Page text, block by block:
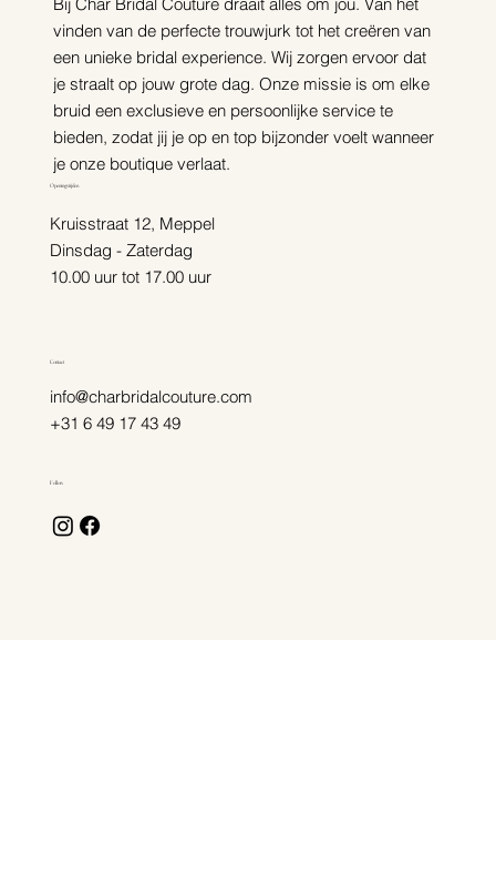
Bij Char Bridal Couture draait alles om jou. Van het
vinden van de perfecte trouwjurk tot het creëren van
een unieke bridal experience. Wij zorgen ervoor dat
je straalt op jouw grote dag. Onze missie is om elke
bruid een exclusieve en persoonlijke service te
bieden, zodat jij je op en top bijzonder voelt wanneer
je onze boutique verlaat.
Openingstijden
Kruisstraat 12, Meppel
Dinsdag - Zaterdag
10.00 uur tot 17.00 uur
Contact
info@charbridalcouture.com
+31 6 49 17 43 49
Follow